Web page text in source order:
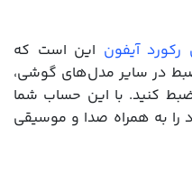
رکورد آیفون این است که
در سایر مدل‌های گوشی،
کنید. با این حساب شما
را به همراه صدا و موسیقی